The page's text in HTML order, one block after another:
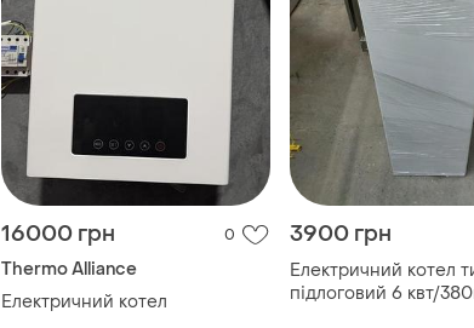
16000 грн 0
Thermo Alliance
Електричний котел
3900 грн
Електричний котел
підлоговий 6 квт/